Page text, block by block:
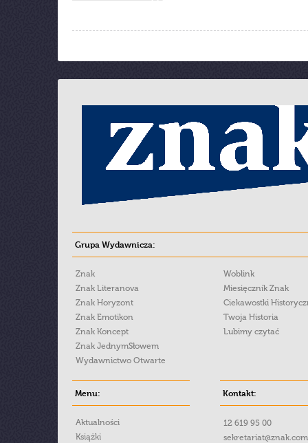
Grupa Wydawnicza:
Znak
Znak Literanova
Znak Horyzont
Znak Emotikon
Znak Koncept
Znak JednymSłowem
Wydawnictwo Otwarte
Woblink
Miesięcznik Znak
Ciekawostki
Twoja Historia
Lubimy czytać
Menu:
Aktualności
Książki
Kontakt:
12 619 95 00